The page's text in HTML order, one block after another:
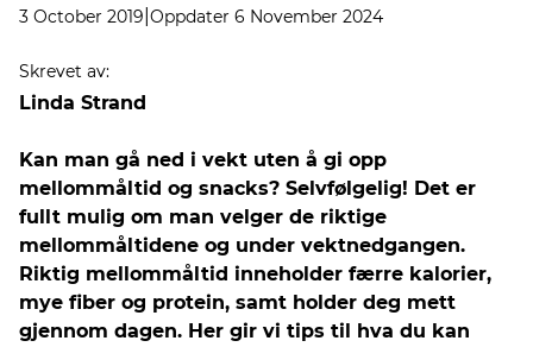
3 October 2019 Oppdater 6 November 2024
Skrevet av:
Linda Strand
Kan man gå ned i vekt uten å gi opp
mellommåltid og snacks? Selvfølgelig! Det er
fullt mulig om man velger de riktige
mellommåltidene og under vektnedgangen.
Riktig mellommåltid inneholder færre kalorier,
mye fiber og protein, samt holder deg mett
gjennom dagen. Her gir vi tips til hva du kan